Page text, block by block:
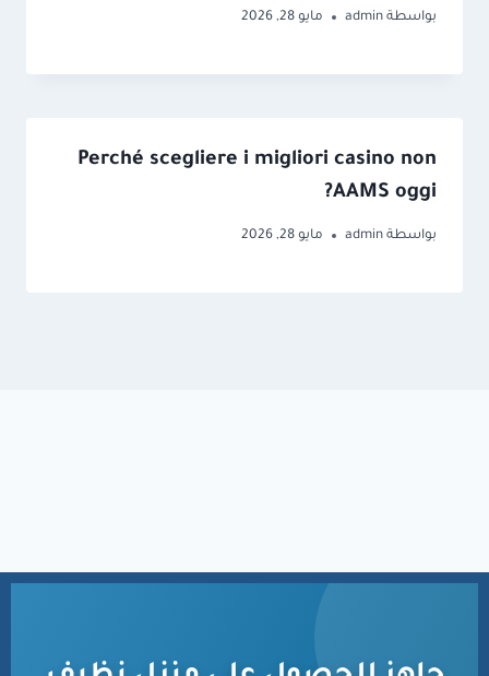
بواسطة admin مايو 28, 2026
Perché scegliere i migliori casino non
AAMS oggi?
بواسطة admin مايو 28, 2026